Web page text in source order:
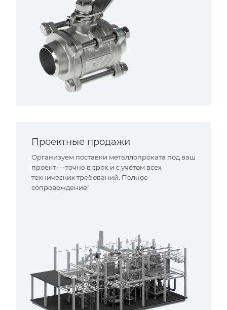
Проектные продажи
Организуем поставки металлопроката под ваш
проект — точно в срок и с учётом всех
технических требований. Полное
сопровождение!